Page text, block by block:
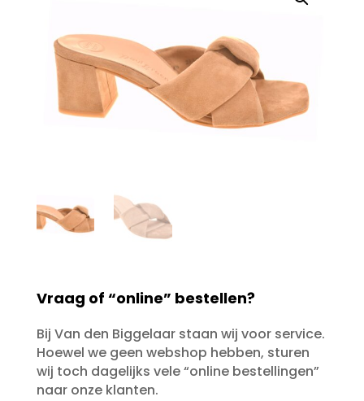
Vraag of “online” bestellen?
Bij Van den Biggelaar staan wij voor service.
Hoewel we geen webshop hebben, sturen
wij toch dagelijks vele “online bestellingen”
naar onze klanten.